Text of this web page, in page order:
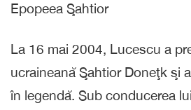
Epopeea Şahtior
La 16 mai 2004, Lucescu a
ucraineană Şahtior Doneţk şi
în legendă. Sub conducerea